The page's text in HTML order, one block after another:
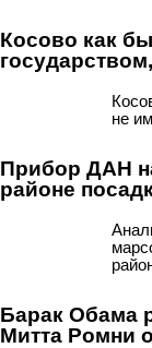
Косово как
не
Прибор ДАН
районе
Барак Обама
Митта Ромни